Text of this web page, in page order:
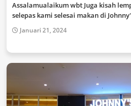
Assalamualaikum wbt Juga kisah
selepas kami selesai makan di
Januari 21, 2024